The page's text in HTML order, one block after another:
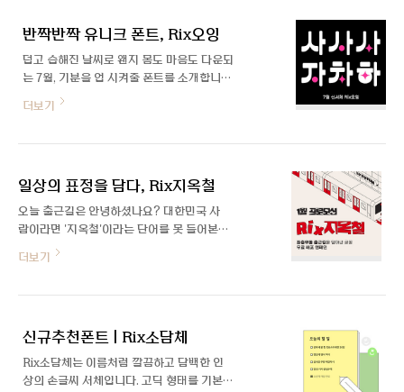
반짝반짝 유니크 폰트, Rix오잉
덥고 습해진 날씨로 왠지 몸도 마음도 다운되
는 7월, 기분을 업 시켜줄 폰트를 소개합니
다!✨ 7월의 신규 폰트는 부드러운 라운드 효
과, 통통 튀는 세 가지 유니크한 디자인으로
소개 부탁드려요. 안녕하세요. Rix힘을내요,
Rix네모굴림 이후 'Rix오잉'으로 다시 돌아
온 이수하입니다. 폰트명부터 재미있는 Rix
Rix슬릭이 요즘 많이 보이는 가로 획이 굵고
적으로 곡선과 직선의 조화가 세련된 폰트인
까?’라는 생각에서 시작되어 Rix슬릭 귀여운
버전..
더보기
일상의 표정을 담다, Rix지옥철
오늘 출근길은 안녕하셨나요? 대한민국 사
람이라면 '지옥철'이라는 단어를 못 들어본
분은 거의 없을 텐데요. 출퇴근길의 지하철에
타는 것을 Hell(지옥)로 표현할 정도로 직장
하철의 풍경을 서체로 표현해서 사람들에게
무료로 배포하면 어떨까?', '부정적인 이미지
가 있는 단어에 지하철을 유쾌하게 풀어낸 서
더보기
신규추천폰트 | Rix소담체
Rix소담체는 이름처럼 깔끔하고 담백한 인
상의 손글씨 서체입니다. 고딕 형태를 기본으